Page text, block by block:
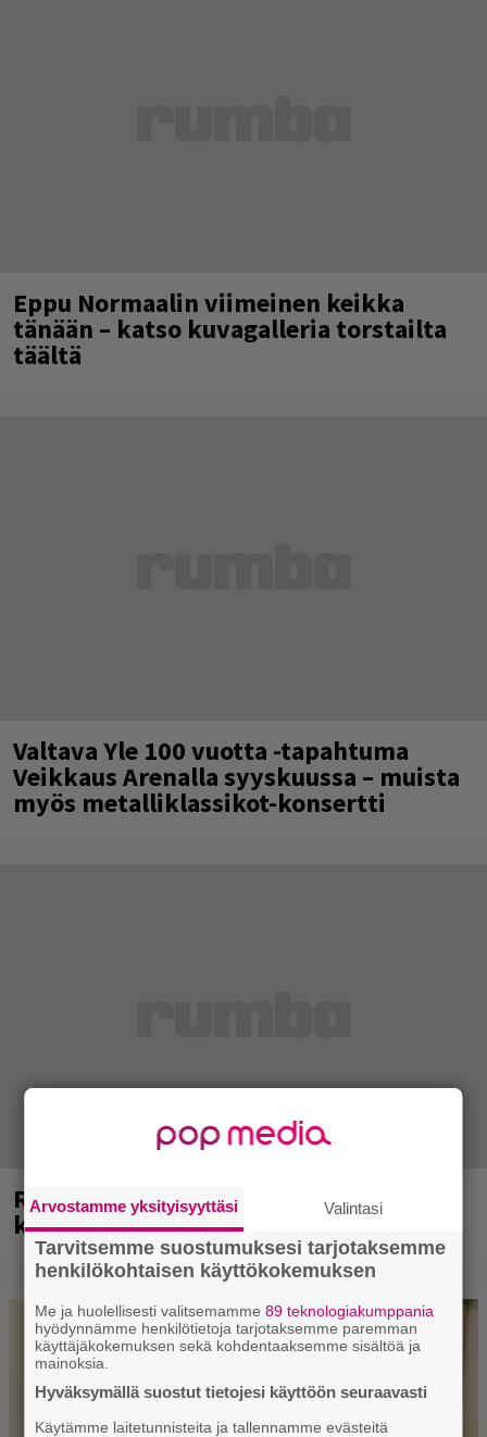
Eppu Normaalin viimeinen keikka
tänään – katso kuvagalleria torstailta
täältä
Valtava Yle 100 vuotta -tapahtuma
Veikkaus Arenalla syyskuussa – muista
myös metalliklassikot-konsertti
Rushin Neil Peartista ilmestyy ensi
kuussa dokumentti
Arvostamme yksityisyyttäsi Valintasi
Tarvitsemme suostumuksesi tarjotaksemme
henkilökohtaisen käyttökokemuksen
Me ja huolellisesti valitsemamme89 teknologiakumppania
hyödynnämme henkilötietoja tarjotaksemme paremman
käyttäjäkokemuksen sekä kohdentaaksemme sisältöä ja
mainoksia.
Hyväksymällä suostut tietojesi käyttöön seuraavasti
Käytämme laitetunnisteita ja tallennamme evästeitä